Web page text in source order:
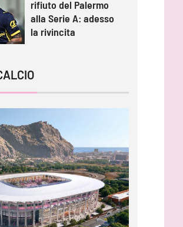
rifiuto del Palermo
alla Serie A: adesso
la rivincita